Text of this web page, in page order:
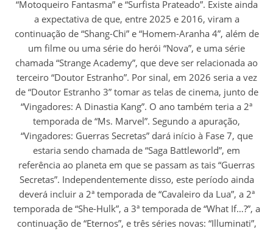
“Motoqueiro Fantasma” e “Surfista Prateado”. Existe ainda
a expectativa de que, entre 2025 e 2016, viram a
continuação de “Shang-Chi” e “Homem-Aranha 4”, além de
um filme ou uma série do herói “Nova”, e uma série
chamada “Strange Academy”, que deve ser relacionada ao
terceiro “Doutor Estranho”. Por sinal, em 2026 seria a vez
de “Doutor Estranho 3” tomar as telas de cinema, junto de
“Vingadores: A Dinastia Kang”. O ano também teria a 2ª
temporada de “Ms. Marvel”. Segundo a apuração,
“Vingadores: Guerras Secretas” dará início à Fase 7, que
estaria sendo chamada de “Saga Battleworld”, em
referência ao planeta em que se passam as tais “Guerras
Secretas”. Independentemente disso, este período ainda
deverá incluir a 2ª temporada de “Cavaleiro da Lua”, a 2ª
temporada de “She-Hulk”, a 3ª temporada de “What If…?”, a
continuação de “Eternos”, e três séries novas: “Illuminati”,